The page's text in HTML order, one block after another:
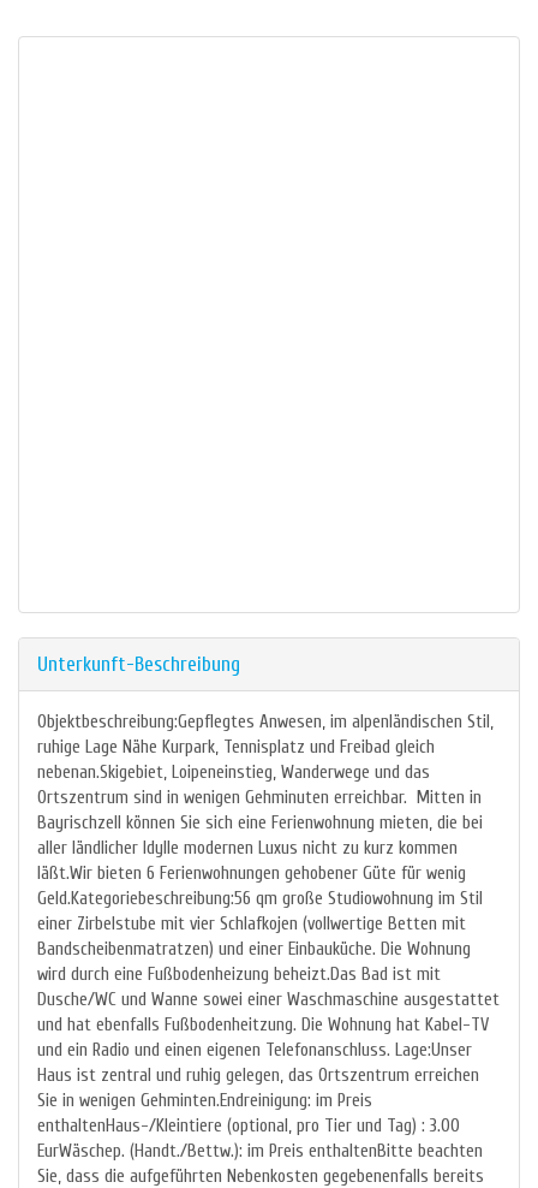
Unterkunft-Beschreibung
Objektbeschreibung:Gepflegtes Anwesen, im alpenländischen Stil,
ruhige Lage Nähe Kurpark, Tennisplatz und Freibad gleich
nebenan.Skigebiet, Loipeneinstieg, Wanderwege und das
Ortszentrum sind in wenigen Gehminuten erreichbar. Mitten in
Bayrischzell können Sie sich eine Ferienwohnung mieten, die bei
aller ländlicher Idylle modernen Luxus nicht zu kurz kommen
läßt.Wir bieten 6 Ferienwohnungen gehobener Güte für wenig
Geld.Kategoriebeschreibung:56 qm große Studiowohnung im Stil
einer Zirbelstube mit vier Schlafkojen (vollwertige Betten mit
Bandscheibenmatratzen) und einer Einbauküche. Die Wohnung
wird durch eine Fußbodenheizung beheizt.Das Bad ist mit
Dusche/WC und Wanne sowei einer Waschmaschine ausgestattet
und hat ebenfalls Fußbodenheitzung. Die Wohnung hat Kabel-TV
und ein Radio und einen eigenen Telefonanschluss. Lage:Unser
Haus ist zentral und ruhig gelegen, das Ortszentrum erreichen
Sie in wenigen Gehminten.Endreinigung: im Preis
enthaltenHaus-/Kleintiere (optional, pro Tier und Tag) : 3.00
EurWäschep. (Handt./Bettw.): im Preis enthaltenBitte beachten
Sie, dass die aufgeführten Nebenkosten gegebenenfalls bereits